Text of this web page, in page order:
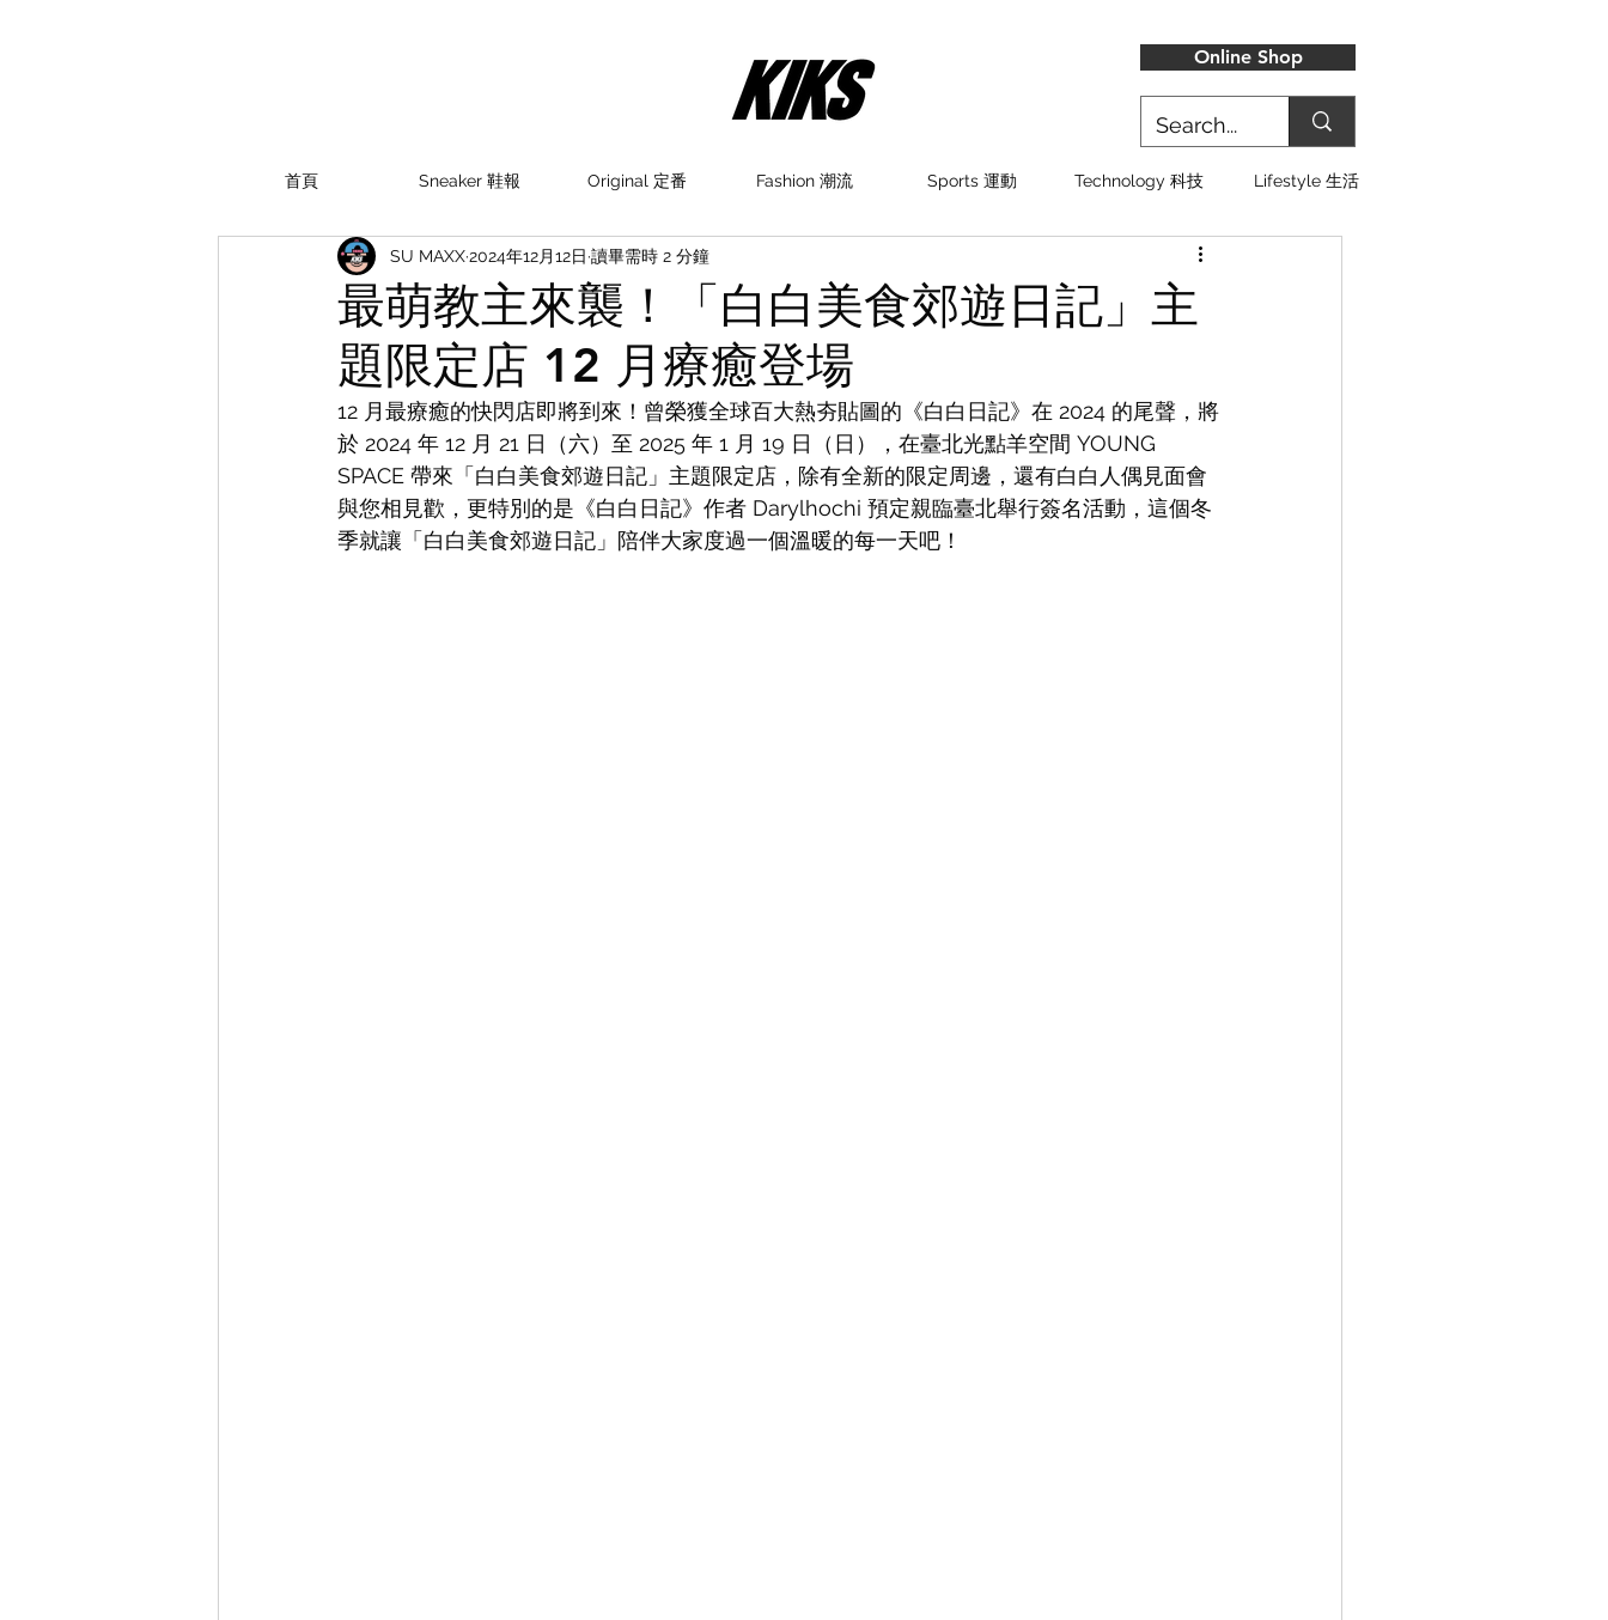
Online Shop
首頁 Sneaker 鞋報 Original 定番 Fashion 潮流 Sports 運動 Technology 科技 Lifestyle 生活
最萌教主來襲！「白白美食郊遊日記」主
題限定店 12 月療癒登場
SU MAXX2024年12月12日 讀畢需時 2 分鐘
12 月最療癒的快閃店即將到來！曾榮獲全球百大熱夯貼圖的《白白日記》在 2024 的尾聲，將
於 2024 年 12 月 21 日（六）至 2025 年 1 月 19 日（日），在臺北光點羊空間 YOUNG
SPACE 帶來「白白美食郊遊日記」主題限定店，除有全新的限定周邊，還有白白人偶見面會
與您相見歡，更特別的是《白白日記》作者 Darylhochi 預定親臨臺北舉行簽名活動，這個冬
季就讓「白白美食郊遊日記」陪伴大家度過一個溫暖的每一天吧！